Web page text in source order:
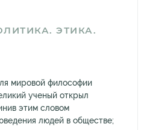
ЭТИКА.
мировой философии
ученый открыл
этим словом
людей в обществе;